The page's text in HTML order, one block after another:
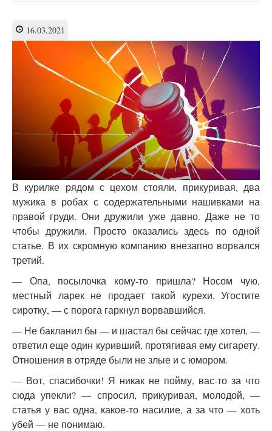
16.03.2021
В курилке рядом с цехом стояли, прикуривая, два
мужика в робах с содержательными нашивками на
правой груди. Они дружили уже давно. Даже не то
чтобы дружили. Просто оказались здесь по одной
статье. В их скромную компанию внезапно ворвался
третий.
— Опа, посылочка кому-то пришла? Носом чую,
местный ларек не продает такой курехи. Угостите
сиротку, — с порога гаркнул ворвавшийся.
— Не бакланил бы — и шастал бы сейчас где хотел, —
ответил еще один куривший, протягивая ему сигарету.
Отношения в отряде были не злые и с юмором.
— Вот, спасибочки! Я никак не пойму, вас-то за что
сюда упекли? — спросил, прикуривая, молодой, —
статья у вас одна, какое-то насилие, а за что — хоть
убей — не понимаю.